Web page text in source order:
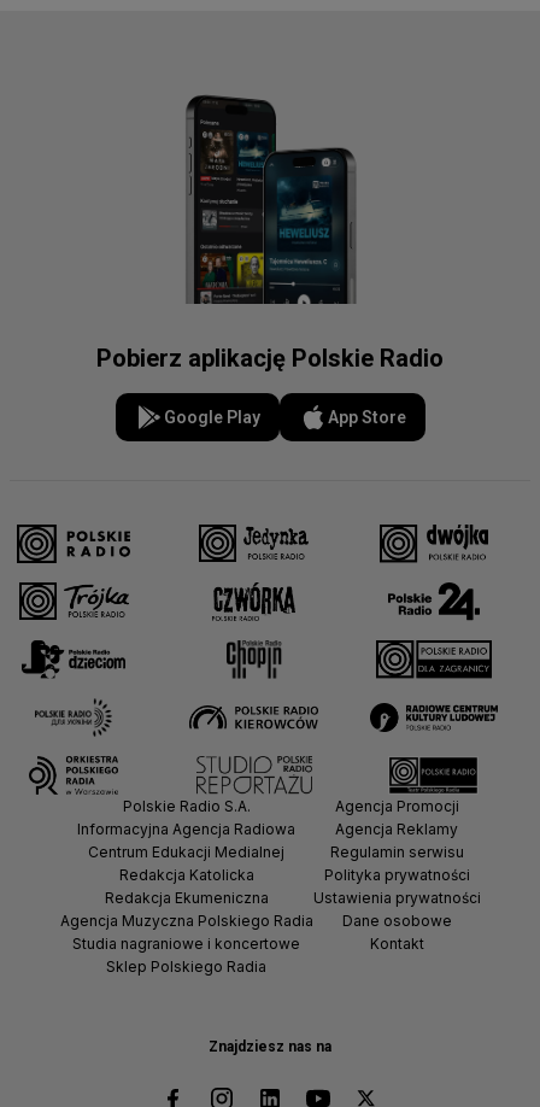
Pobierz aplikację Polskie Radio
Google Play App Store
Znajdziesz nas na
Polskie Radio S.A.
Informacyjna Agencja Radiowa
Centrum Edukacji Medialnej
Redakcja Katolicka
Redakcja Ekumeniczna
Agencja Muzyczna Polskiego Radia
Studia nagraniowe i koncertowe
Sklep Polskiego Radia
Agencja Promocji
Agencja Reklamy
Regulamin serwisu
Polityka prywatności
Ustawienia prywatności
Dane osobowe
Kontakt